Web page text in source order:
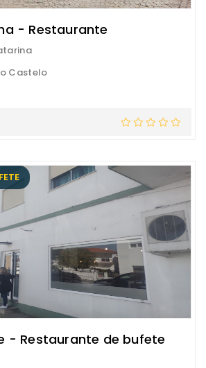
- Restaurante
Castelo
- Restaurante de bufete